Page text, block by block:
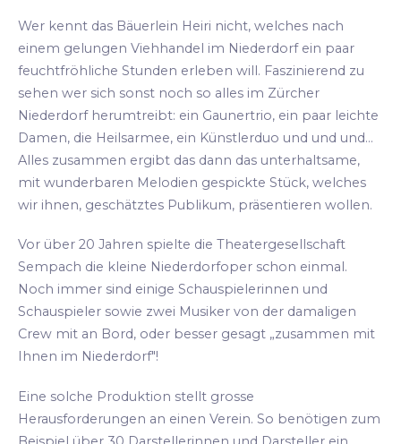
Wer kennt das Bäuerlein Heiri nicht, welches nach
einem gelungen Viehhandel im Niederdorf ein paar
feuchtfröhliche Stunden erleben will. Faszinierend zu
sehen wer sich sonst noch so alles im Zürcher
Niederdorf herumtreibt: ein Gaunertrio, ein paar leichte
Damen, die Heilsarmee, ein Künstlerduo und und und...
Alles zusammen ergibt das dann das unterhaltsame,
mit wunderbaren Melodien gespickte Stück, welches
wir ihnen, geschätztes Publikum, präsentieren wollen.
Vor über 20 Jahren spielte die Theatergesellschaft
Sempach die kleine Niederdorfoper schon einmal.
Noch immer sind einige Schauspielerinnen und
Schauspieler sowie zwei Musiker von der damaligen
Crew mit an Bord, oder besser gesagt „zusammen mit
Ihnen im Niederdorf"!
Eine solche Produktion stellt grosse
Herausforderungen an einen Verein. So benötigen zum